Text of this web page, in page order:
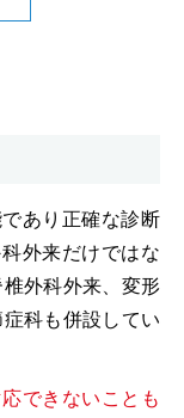
あり正確な診断
外来だけではな
外科外来、変形
科も併設してい
できないことも